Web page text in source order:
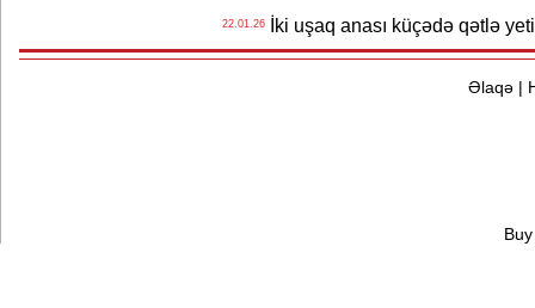
22.01.26İki uşaq anası küçədə qətlə
Əlaqə|